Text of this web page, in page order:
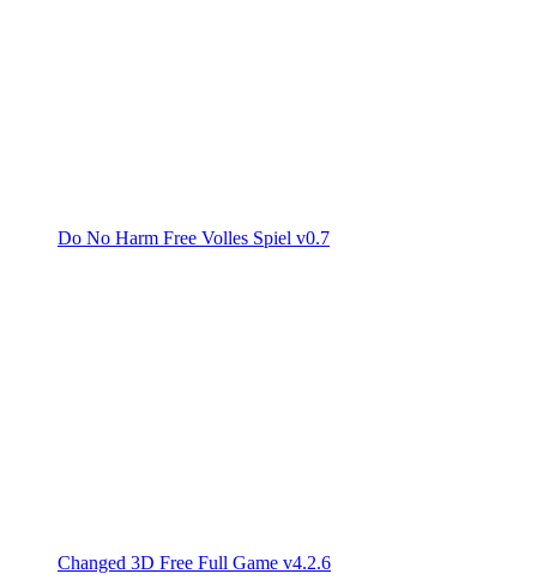
Do No Harm Free Volles Spiel v0.7
Changed 3D Free Full Game v4.2.6